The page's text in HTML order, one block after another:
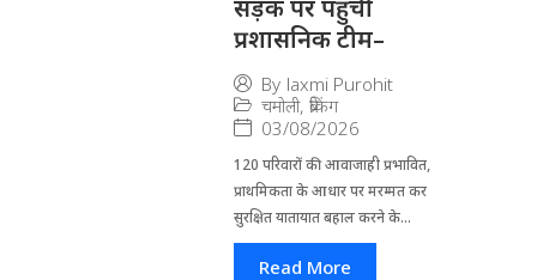
सड़क पर पहुंची
प्रशासनिक टीम–
By laxmi Purohit
चमोली, ब्रेकिंग
03/08/2026
120 परिवारों की आवाजाही प्रभावित,
प्राथमिकता के आधार पर मरम्मत कर
सुरक्षित यातायात बहाल करने के...
Read More